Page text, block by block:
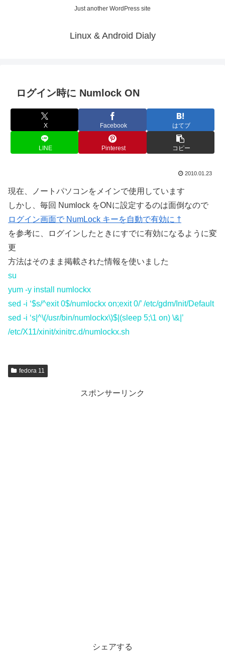
Just another WordPress site
Linux & Android Dialy
ログイン時に Numlock ON
X Facebook はてブ
LINE Pinterest コピー
2010.01.23
現在、ノートパソコンをメインで使用しています
しかし、毎回 Numlock をONに設定するのは面倒なので
ログイン画面で NumLock キーを自動で有効に †
を参考に、ログインしたときにすでに有効になるように変
更
方法はそのまま掲載された情報を使いました
su
yum -y install numlockx
sed -i ‘$s/^exit 0$/numlockx on;exit 0/’ /etc/gdm/Init/Default
sed -i ‘s|^\(/usr/bin/numlockx\)$|(sleep 5;\1 on) \&|’
/etc/X11/xinit/xinitrc.d/numlockx.sh
fedora 11
スポンサーリンク
シェアする